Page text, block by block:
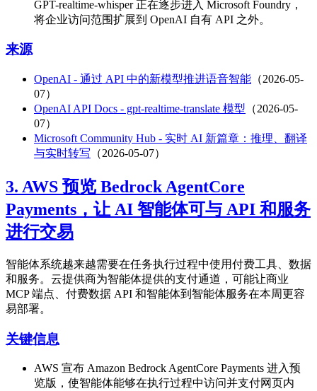
GPT-realtime-whisper 正在逐步进入 Microsoft Foundry，
将企业访问范围扩展到 OpenAI 自有 API 之外。
来源
OpenAI - 通过 API 中的新模型推进语音智能 （2026-05-
07）
OpenAI API Docs - gpt-realtime-translate 模型 （2026-05-
07）
Microsoft Community Hub - 实时 AI 新篇章：推理、翻译
与实时转写 （2026-05-07）
3. AWS 预览 Bedrock AgentCore
Payments，让 AI 智能体可与 API 和服务
进行交易
智能体系统越来越需要在任务执行过程中使用付费工具、数据
和服务。云提供商为智能体提供的支付通道，可能让商业
MCP 端点、付费数据 API 和智能体到智能体服务在本周更容
易部署。
关键信息
AWS 宣布 Amazon Bedrock AgentCore Payments 进入预
览版，使智能体能够在执行过程中访问并支付网页内